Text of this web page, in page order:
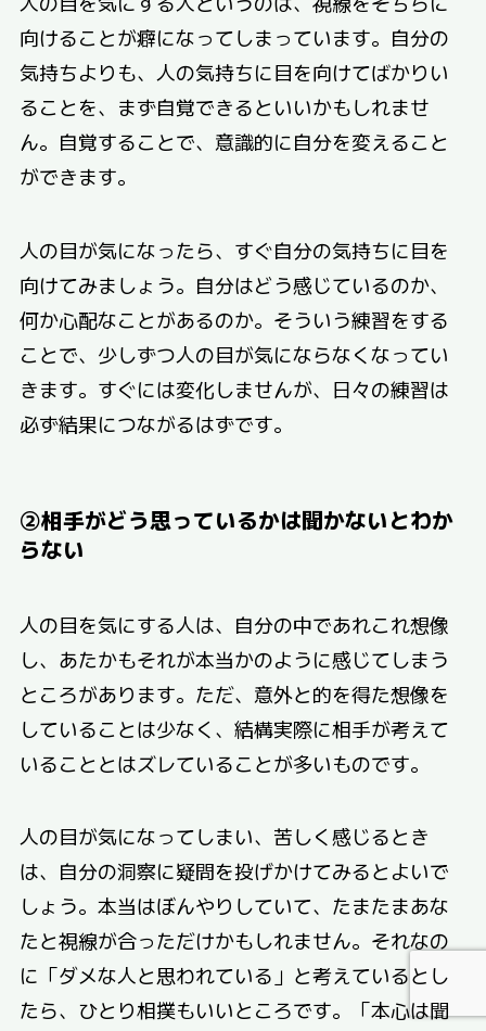
向けることが癖になってしまっています。自分の
気持ちよりも、人の気持ちに目を向けてばかりい
ることを、まず自覚できるといいかもしれませ
ん。自覚することで、意識的に自分を変えること
ができます。
人の目が気になったら、すぐ自分の気持ちに目を
向けてみましょう。自分はどう感じているのか、
何か心配なことがあるのか。そういう練習をする
ことで、少しずつ人の目が気にならなくなってい
きます。すぐには変化しませんが、日々の練習は
必ず結果につながるはずです。
②相手がどう思っているかは聞かないとわか
らない
人の目を気にする人は、自分の中であれこれ想像
し、あたかもそれが本当かのように感じてしまう
ところがあります。ただ、意外と的を得た想像を
していることは少なく、結構実際に相手が考えて
いることとはズレていることが多いものです。
人の目が気になってしまい、苦しく感じるとき
は、自分の洞察に疑問を投げかけてみるとよいで
しょう。本当はぼんやりしていて、たまたまあな
たと視線が合っただけかもしれません。それなの
に「ダメな人と思われている」と考えているとし
たら、ひとり相撲もいいところです。「本心は聞